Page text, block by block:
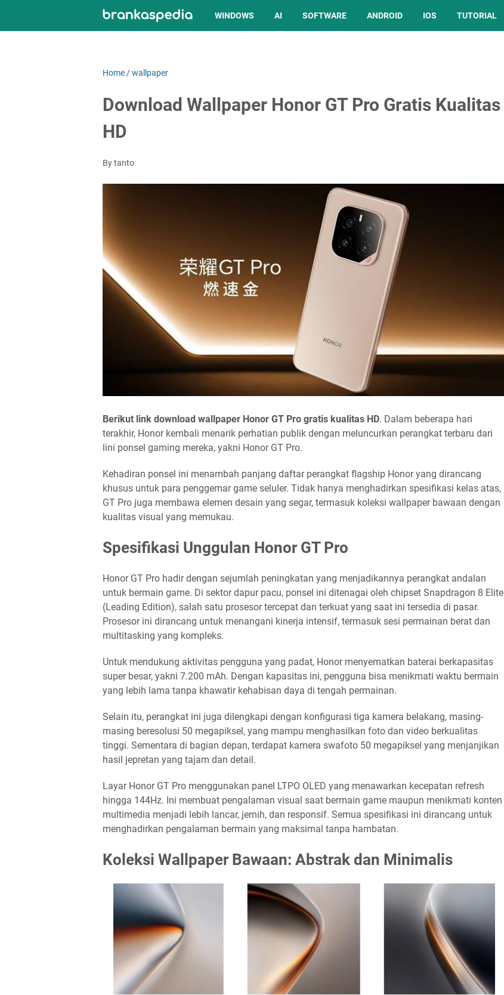
WINDOWS AI SOFTWARE ANDROID IOS TUTORIAL
Home /wallpaper
Download Wallpaper Honor GT Pro Gratis Kualitas
HD
By tanto
Berikut link download wallpaper Honor GT Pro gratis kualitas HD. Dalam beberapa hari
terakhir, Honor kembali menarik perhatian publik dengan meluncurkan perangkat terbaru dari
lini ponsel gaming mereka, yakni Honor GT Pro.
Kehadiran ponsel ini menambah panjang daftar perangkat flagship Honor yang dirancang
khusus untuk para penggemar game seluler. Tidak hanya menghadirkan spesifikasi kelas atas,
GT Pro juga membawa elemen desain yang segar, termasuk koleksi wallpaper bawaan dengan
kualitas visual yang memukau.
Spesifikasi Unggulan Honor GT Pro
Honor GT Pro hadir dengan sejumlah peningkatan yang menjadikannya perangkat andalan
untuk bermain game. Di sektor dapur pacu, ponsel ini ditenagai oleh chipset Snapdragon 8 Elite
(Leading Edition), salah satu prosesor tercepat dan terkuat yang saat ini tersedia di pasar.
Prosesor ini dirancang untuk menangani kinerja intensif, termasuk sesi permainan berat dan
multitasking yang kompleks.
Untuk mendukung aktivitas pengguna yang padat, Honor menyematkan baterai berkapasitas
super besar, yakni 7.200 mAh. Dengan kapasitas ini, pengguna bisa menikmati waktu bermain
yang lebih lama tanpa khawatir kehabisan daya di tengah permainan.
Selain itu, perangkat ini juga dilengkapi dengan konfigurasi tiga kamera belakang, masing-
masing beresolusi 50 megapiksel, yang mampu menghasilkan foto dan video berkualitas
tinggi. Sementara di bagian depan, terdapat kamera swafoto 50 megapiksel yang menjanjikan
hasil jepretan yang tajam dan detail.
Layar Honor GT Pro menggunakan panel LTPO OLED yang menawarkan kecepatan refresh
hingga 144Hz. Ini membuat pengalaman visual saat bermain game maupun menikmati konten
multimedia menjadi lebih lancar, jernih, dan responsif. Semua spesifikasi ini dirancang untuk
menghadirkan pengalaman bermain yang maksimal tanpa hambatan.
Koleksi Wallpaper Bawaan: Abstrak dan Minimalis